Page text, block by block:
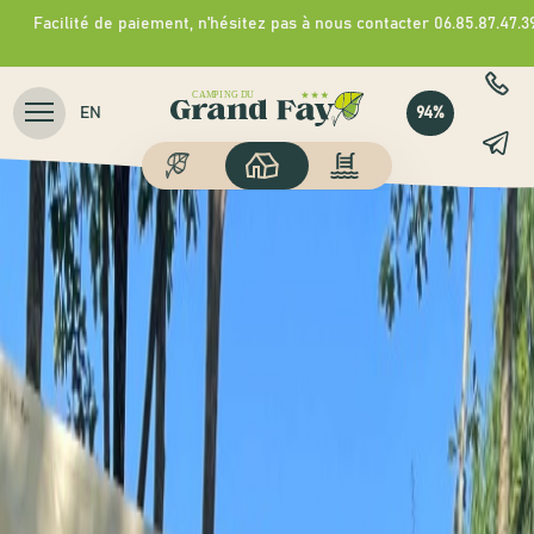
Facilité de paiement, n'hésitez pas à nous contacter
EN 94%